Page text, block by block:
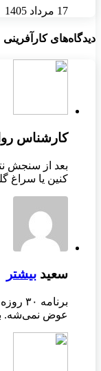
17 مرداد 1405
دیدگاه‌های کارآفرینی
کارشناس
بعد از سنجش
کنین یا سراغ
سعید بیشتر
عوض نمی‌شه.